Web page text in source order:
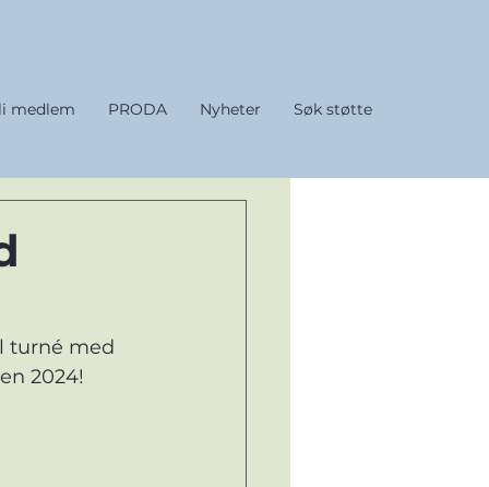
medlem PRODA Nyheter Søk støtte
turné med
2024!